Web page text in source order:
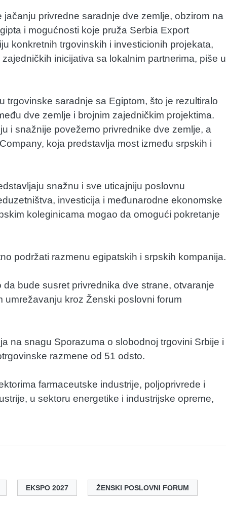
privredne saradnje dve zemlje, obzirom na
i mogućnosti koje pruža Serbia Export
konkretnih trgovinskih i investicionih projekata,
inicijativa sa lokalnim partnerima, piše u
trgovinske saradnje sa Egiptom, što je rezultiralo
dve zemlje i brojnim zajedničkim projektima.
i snažnije povežemo privrednike dve zemlje, a
koja predstavlja most između srpskih i
snažnu i sve uticajniju poslovnu
investicija i međunarodne ekonomske
koleginicama mogao da omogući pokretanje
podržati razmenu egipatskih i srpskih kompanija.
bude susret privrednika dve strane, otvaranje
kroz Ženski poslovni forum
na snagu Sporazuma o slobodnoj trgovini Srbije i
razmene od 51 odsto.
farmaceutske industrije, poljoprivrede i
u sektoru energetike i industrijske opreme,
EKSPO 2027 ŽENSKI POSLOVNI FORUM